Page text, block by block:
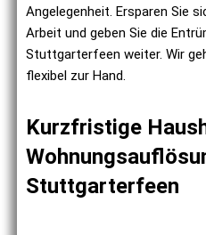
Angelegenheit. Ersparen Sie
Arbeit und geben Sie die
Stuttgarterfeen weiter. Wir
flexibel zur Hand.
Kurzfristige
Stuttgarterfeen